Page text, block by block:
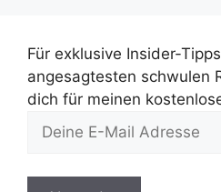
Für exklusive Insider-
angesagtesten schwulen
dich für meinen